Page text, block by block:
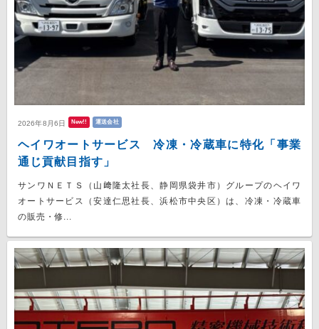
2026年8月6日 New!! 運送会社
ヘイワオートサービス 冷凍・冷蔵車に特化「事業
通じ貢献目指す」
サンワＮＥＴＳ（山﨑隆太社長、静岡県袋井市）グループのヘイワ
オートサービス（安達仁思社長、浜松市中央区）は、冷凍・冷蔵車
の販売・修...